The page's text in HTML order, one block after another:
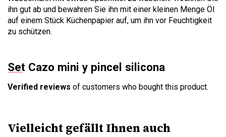
ihn gut ab und bewahren Sie ihn mit einer kleinen Menge Öl
auf einem Stück Küchenpapier auf, um ihn vor Feuchtigkeit
zu schützen.
Set Cazo mini y pincel silicona
Verified reviews of customers who bought this product.
Vielleicht gefällt Ihnen auch